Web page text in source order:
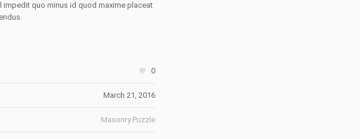
quo minus id quod maxime placeat
0
March 21, 2016
Masonry Puzzle